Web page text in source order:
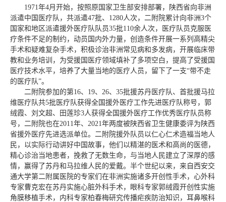
1971年4月开始，按照原国家卫生部安排部署，陕西省向非洲
派遣中国医疗队，共派遣47批、1280人次，二附院累计向非洲3个
国家和地区派遣援外医疗队队员35批110余人次，医疗队员克服医
疗条件不足的制约，动员国内外力量，创造条件开展一系列高精尖
手术和疑难复杂手术，积极诊治非洲常见病和多发病，开展临床带
教和业务培训，为受援国医疗领域填补了多项空白，提高了受援国
医疗技术水平，培养了大量当地的医疗人员，留下了一支“带不走
的医疗队”。
二附院参加的第16、19、26、35批援苏丹医疗队、首批援马拉
维医疗队共5批医疗队获得全国援外医疗工作先进医疗队称号，郭
绒霞、刘文超、田莲珍3人获得全国援外医疗工作优秀医疗队员称
号，二附院也在2011年、2021年两度被陕西省卫生健康委评为陕西
省援外医疗先进选派单位。二附院援外队员以仁心仁术造福当地人
民，以实际行动讲好中国故事，他们以精湛的医术和高尚的医德，
精心诊治当地患者，挽救了无数生命，与当地人民建立了深厚的感
情，赢得了苏丹和马拉维人民的爱戴。半个世纪以来，来自西安交
通大学第二附属医院的专家们在非洲实施诸多开创性手术，心外科
专家曹克宏在苏丹实施心脏外科手术，眼科专家郭绒霞开创性实施
角膜移植手术，内科专家柏春梅研究传播疟疾防治知识，耳鼻喉科